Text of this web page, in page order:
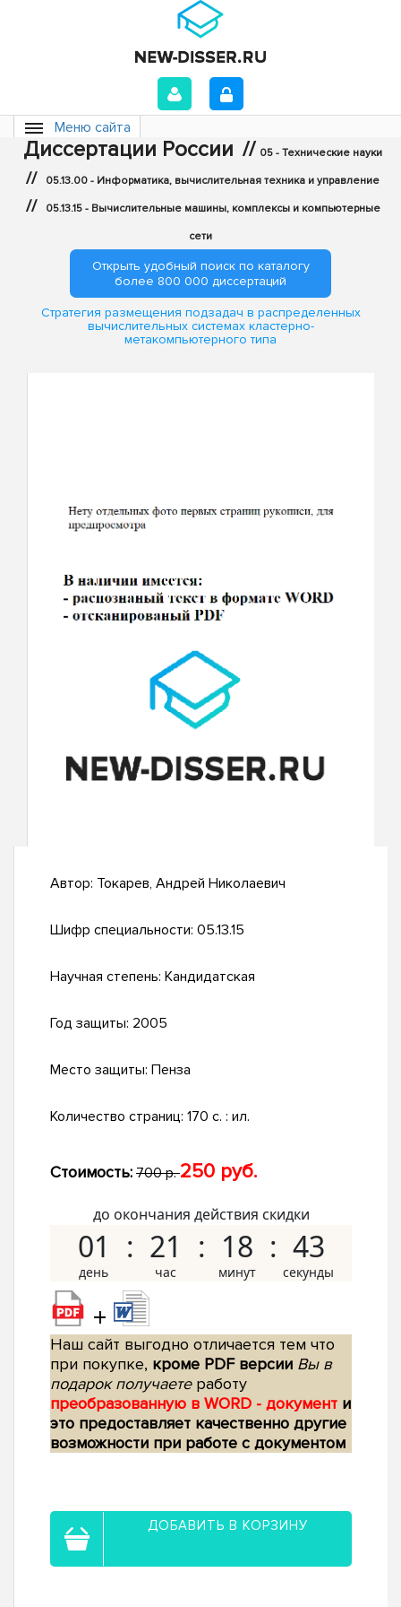
Меню сайта
Диссертации России // 05 - Технические науки
// 05.13.00 - Информатика, вычислительная техника и управление
// 05.13.15 - Вычислительные машины, комплексы и компьютерные
сети
Открыть удобный поиск по каталогу
более 800 000 диссертаций
Стратегия размещения подзадач в распределенных
вычислительных системах кластерно-
метакомпьютерного типа
Автор: Токарев, Андрей Николаевич
Шифр специальности: 05.13.15
Научная степень: Кандидатская
Год защиты: 2005
Место защиты: Пенза
Количество страниц: 170 с. : ил.
Стоимость: 700 р.250 руб.
до окончания действия скидки
01 21 18 42
+
Наш сайт выгодно отличается тем что
при покупке, кроме PDF версии Вы в
подарок получаетеработу
преобразованную в WORD - документ и
это предоставляет качественно другие
возможности при работе с документом
ДОБАВИТЬ В КОРЗИНУ